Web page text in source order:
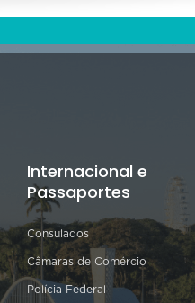
Internacional e
Passaportes
Consulados
Câmaras de Comércio
Polícia Federal